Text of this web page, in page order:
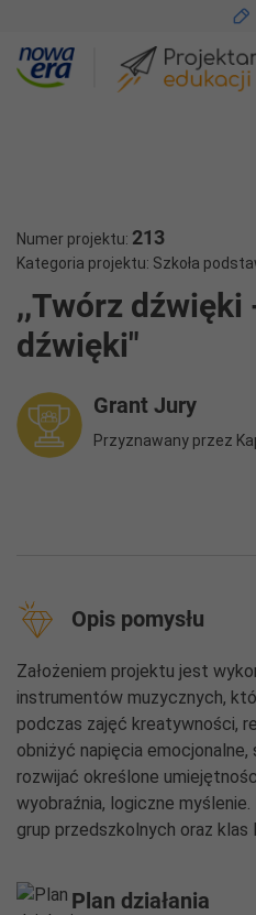
Numer projektu: 213
Kategoria projektu: Szkoła
,,Twórz dźwięki
dźwięki"
Grant Jury
Przyznawany przez
Opis pomysłu
Założeniem projektu jest
instrumentów muzycznych,
podczas zajęć kreatywności,
obniżyć napięcia
rozwijać określone
wyobraźnia, logiczne
grup przedszkolnych oraz klas
Plan działania